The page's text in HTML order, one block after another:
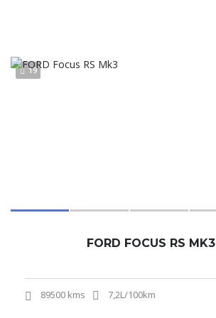
19
FORD FOCUS RS MK3
89500 kms 7,2L/100km